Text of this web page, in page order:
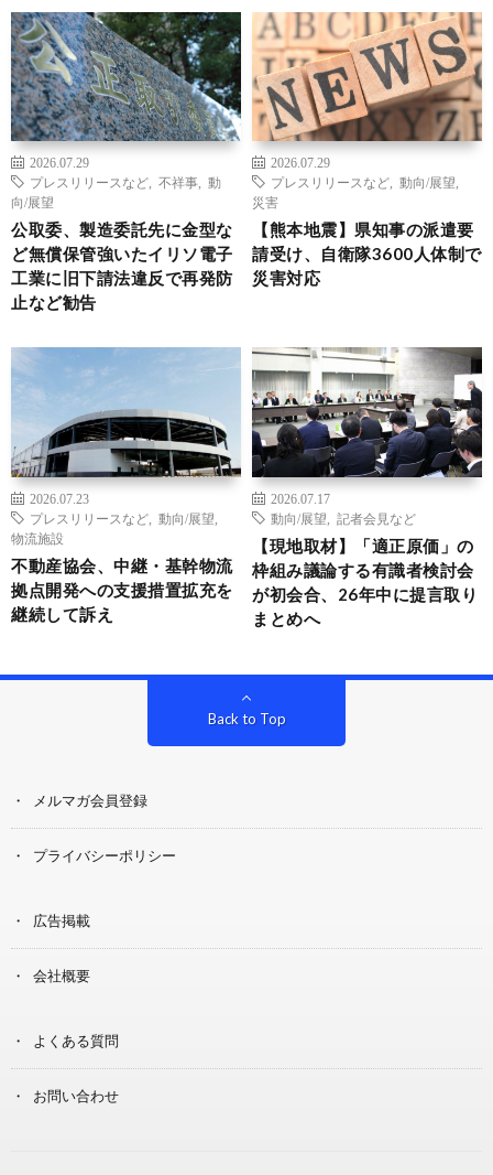
2026.07.29
プレスリリースなど
不祥事
動
向/展望
公取委、製造委託先に金型な
ど無償保管強いたイリソ電子
工業に旧下請法違反で再発防
止など勧告
2026.07.29
プレスリリースなど
動向/展望
災害
【熊本地震】県知事の派遣要
請受け、自衛隊3600人体制で
災害対応
2026.07.23
プレスリリースなど
動向/展望
物流施設
不動産協会、中継・基幹物流
拠点開発への支援措置拡充を
継続して訴え
2026.07.17
動向/展望
記者会見など
【現地取材】「適正原価」の
枠組み議論する有識者検討会
が初会合、26年中に提言取り
まとめへ
Back to Top
メルマガ会員登録
プライバシーポリシー
広告掲載
会社概要
よくある質問
お問い合わせ